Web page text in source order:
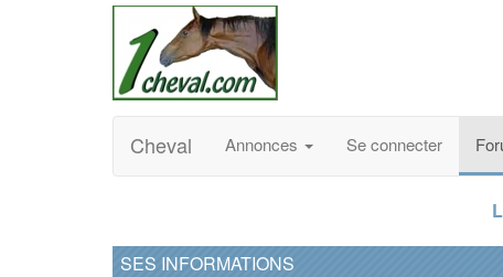
Cheval Annonces Se connecter
SES INFORMATIONS